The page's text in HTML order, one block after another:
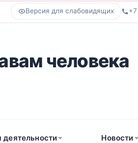
Версия для слабовидящих
человека
деятельности Новости